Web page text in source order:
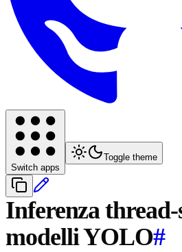
Switch apps
Toggle theme
Inferenza thread-
modelli YOLO#